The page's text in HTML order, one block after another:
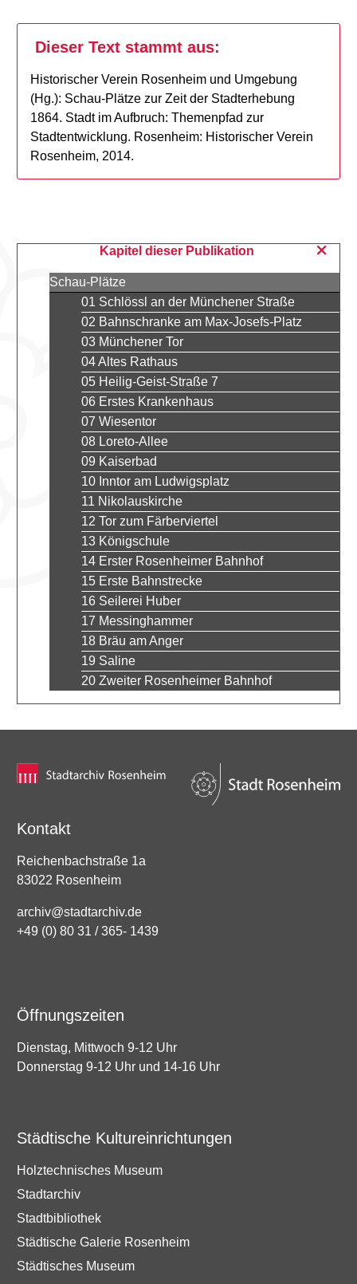
Dieser Text stammt aus:
Historischer Verein Rosenheim und Umgebung
(Hg.): Schau-Plätze zur Zeit der Stadterhebung
1864. Stadt im Aufbruch: Themenpfad zur
Stadtentwicklung. Rosenheim: Historischer Verein
Rosenheim, 2014.
Kapitel dieser Publikation
Schau-Plätze
01 Schlössl an der Münchener Straße
02 Bahnschranke am Max-Josefs-Platz
03 Münchener Tor
04 Altes Rathaus
05 Heilig-Geist-Straße 7
06 Erstes Krankenhaus
07 Wiesentor
08 Loreto-Allee
09 Kaiserbad
10 Inntor am Ludwigsplatz
11 Nikolauskirche
12 Tor zum Färberviertel
13 Königschule
14 Erster Rosenheimer Bahnhof
15 Erste Bahnstrecke
16 Seilerei Huber
17 Messinghammer
18 Bräu am Anger
19 Saline
20 Zweiter Rosenheimer Bahnhof
Kontakt
Reichenbachstraße 1a
83022 Rosenheim
archiv@stadtarchiv.de
+49 (0) 80 31 / 365- 1439
Öffnungszeiten
Dienstag, Mittwoch 9-12 Uhr
Donnerstag 9-12 Uhr und 14-16 Uhr
Städtische Kultureinrichtungen
Holztechnisches Museum
Stadtarchiv
Stadtbibliothek
Städtische Galerie Rosenheim
Städtisches Museum